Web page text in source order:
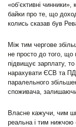
«об’єктивні
байки про те, що
колись сказав був
Між тим чергове
не просто до того, що
підвищує зарплату, то
нарахувати ЄСВ та
паралельного
споживача, залишаючи
Власне кажучи, чим
реальна і тим нижчою